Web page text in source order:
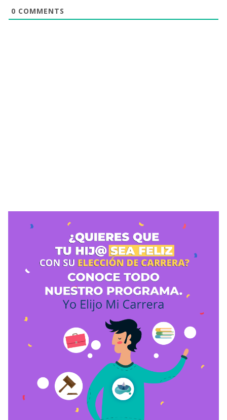
0 COMMENTS